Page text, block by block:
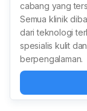
cabang yang
Semua klinik
dari teknologi
spesialis kulit
berpengalaman.